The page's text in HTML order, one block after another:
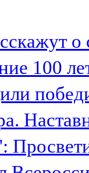
о
100